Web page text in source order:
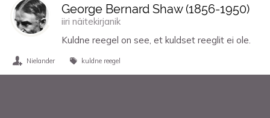
George Bernard Shaw (1856-1950)
iiri näitekirjanik
Kuldne reegel on see, et kuldset reeglit ei ole.
Nielander kuldne reegel